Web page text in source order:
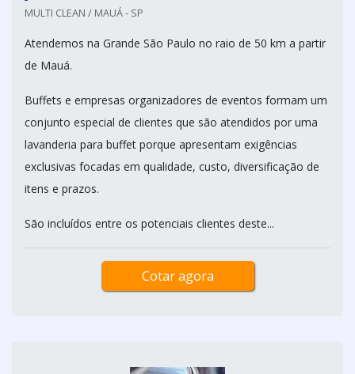
MULTI CLEAN / MAUÁ - SP
Atendemos na Grande São Paulo no raio de 50 km a partir
de Mauá.
Buffets e empresas organizadores de eventos formam um
conjunto especial de clientes que são atendidos por uma
lavanderia para buffet porque apresentam exigências
exclusivas focadas em qualidade, custo, diversificação de
itens e prazos.
São incluídos entre os potenciais clientes deste...
Cotar agora